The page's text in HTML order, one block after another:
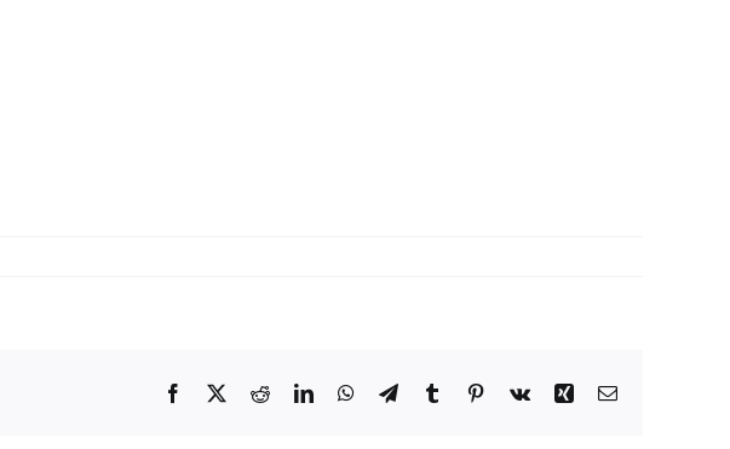
Facebook
X RedditLinkedInWhatsApp
TelegramTumblrPinterest
Vk Xing Correo